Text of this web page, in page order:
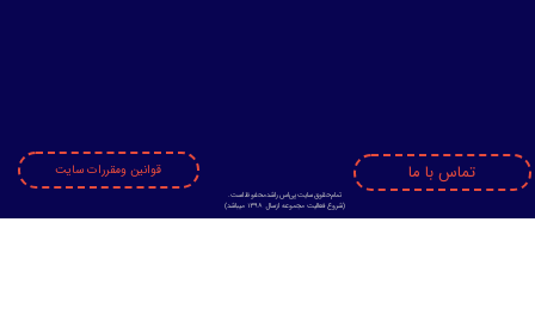
★★★★★
تمام حقوق سایت پی اس راشد محفوظ است.
​​​​​​​(شروع فعالیت مجموعه ازسال 1398 میباشد)
تماس با ما قوانین ومقررات سایت